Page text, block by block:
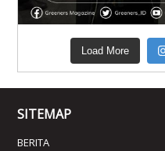
Load More
SITEMAP
BERITA